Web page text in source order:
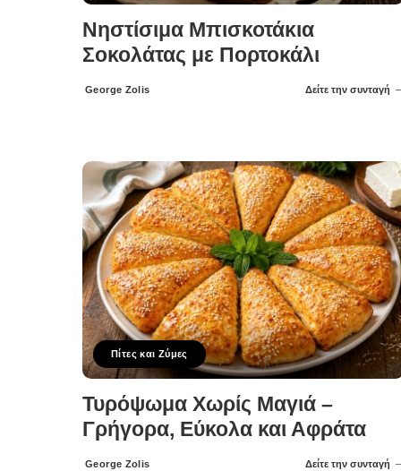
Νηστίσιμα Μπισκοτάκια
Σοκολάτας με Πορτοκάλι
Posted
George Zolis Δείτε την συνταγή
Πίτες και Ζύμες
Τυρόψωμα Χωρίς Μαγιά –
Γρήγορα, Εύκολα και Αφράτα
George Zolis Δείτε την συνταγή